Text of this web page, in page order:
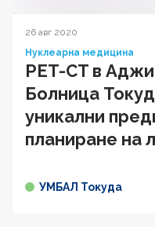
26 авг 2020
Нуклеарна медицина
PET-CT в
Болница
уникални
планиране на
УМБАЛ Токуда